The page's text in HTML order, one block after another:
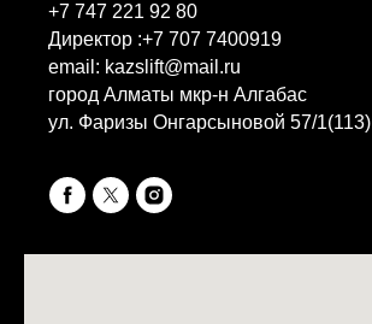
+7 747 221 92 80
Директор :+7 707 7400919
email: kazslift@mail.ru
город Алматы мкр-н Алгабас
ул. Фаризы Онгарсыновой 57/1(113)